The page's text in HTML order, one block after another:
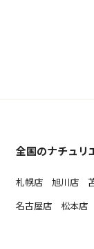
全国のナチュリ
札幌店 旭川店
名古屋店
松本店